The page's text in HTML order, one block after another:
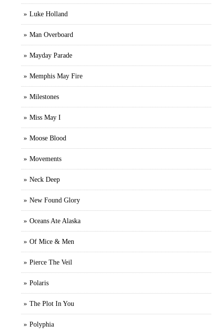
Luke Holland
Man Overboard
Mayday Parade
Memphis May Fire
Milestones
Miss May I
Moose Blood
Movements
Neck Deep
New Found Glory
Oceans Ate Alaska
Of Mice & Men
Pierce The Veil
Polaris
The Plot In You
Polyphia